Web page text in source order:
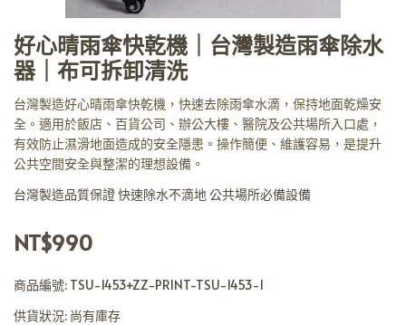
好心晴雨傘快乾機｜台灣製造雨傘除水
器｜布可拆卸清洗
台灣製造好心晴雨傘快乾機，快速去除雨傘水滴，保持地面乾燥安
全。適用於飯店、百貨公司、辦公大樓、醫院及公共場所入口處，
有效防止濕滑地面造成的安全隱患。操作簡便、維護容易，是提升
公共空間安全與整潔的理想設備。
台灣製造品質保證 快速除水不滴地 公共場所必備設備
NT$990
商品編號: TSU-1453+ZZ-PRINT-TSU-1453-1
供貨狀況: 尚有庫存